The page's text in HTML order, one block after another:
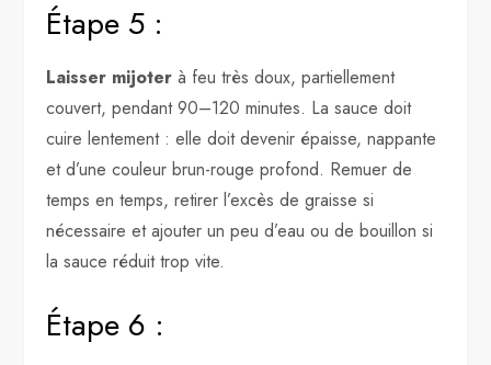
Étape 5 :
Laisser mijoter à feu très doux, partiellement
couvert, pendant 90–120 minutes. La sauce doit
cuire lentement : elle doit devenir épaisse, nappante
et d’une couleur brun-rouge profond. Remuer de
temps en temps, retirer l’excès de graisse si
nécessaire et ajouter un peu d’eau ou de bouillon si
la sauce réduit trop vite.
Étape 6 :